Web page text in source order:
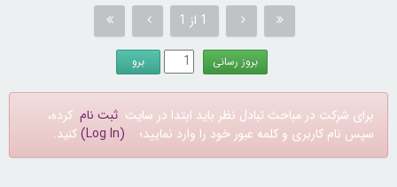
1 از 1
برای شرکت در مباحث تبادل نظر باید ابتدا در سایت ثبت نام کرده،
سپس نام کاربری و کلمه عبور خود را وارد نمایید؛ (Log In) کنید.